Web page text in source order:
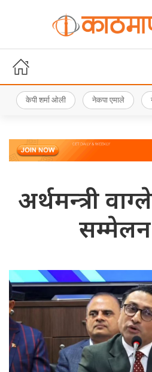
केपी शर्मा ओली नेकपा एमाले
अर्थमन्त्री